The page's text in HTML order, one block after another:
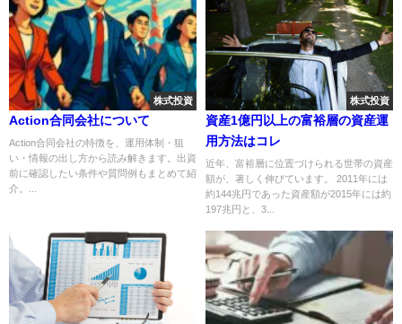
株式投資
Action合同会社について
Action合同会社の特徴を、運用体制・狙
い・情報の出し方から読み解きます。出資
前に確認したい条件や質問例もまとめて紹
介。...
株式投資
資産1億円以上の富裕層の資産運
用方法はコレ
近年、富裕層に位置づけられる世帯の資産
額が、著しく伸びています。 2011年には
約144兆円であった資産額が2015年には約
197兆円と、3...